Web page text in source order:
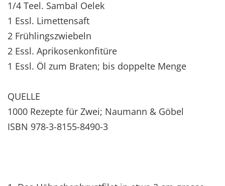
1/4 Teel. Sambal Oelek
1 Essl. Limettensaft
2 Frühlingszwiebeln
2 Essl. Aprikosenkonfitüre
1 Essl. Öl zum Braten; bis doppelte Menge
QUELLE
1000 Rezepte für Zwei; Naumann & Göbel
ISBN 978-3-8155-8490-3